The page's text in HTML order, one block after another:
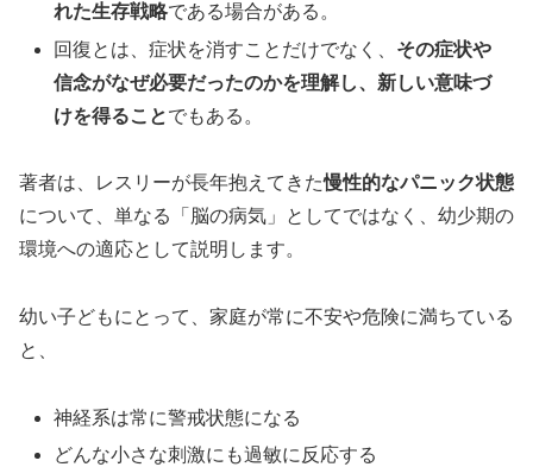
れた生存戦略である場合がある。
回復とは、症状を消すことだけでなく、 その症状や
信念がなぜ必要だったのかを理解し、新しい意味づ
けを得ることでもある。
著者は、レスリーが長年抱えてきた慢性的なパニック状態
について、単なる「脳の病気」としてではなく、幼少期の
環境への適応として説明します。
幼い子どもにとって、家庭が常に不安や危険に満ちている
と、
神経系は常に警戒状態になる
どんな小さな刺激にも過敏に反応する